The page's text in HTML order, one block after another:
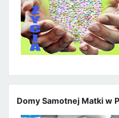
Domy Samotnej Matki w